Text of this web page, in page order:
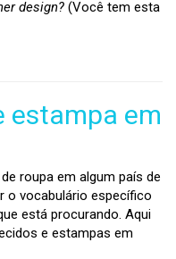
design? (Você tem esta
estampa em
roupa em algum país de
o vocabulário específico
está procurando. Aqui
e estampas em